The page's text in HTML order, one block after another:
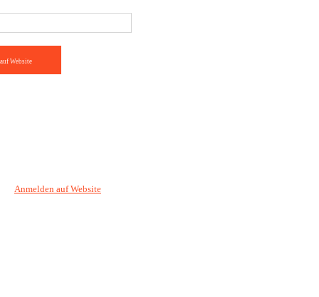
Website
Anmelden auf Website